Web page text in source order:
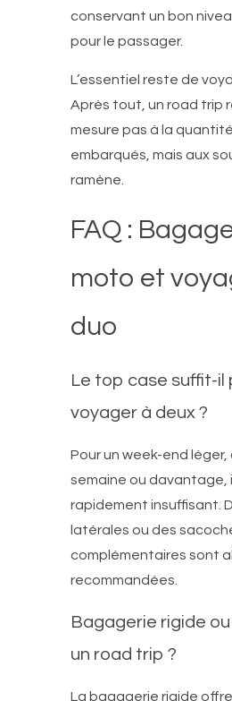
conservant un bon
pour le passager.
L’essentiel reste de
Après tout, un road trip
mesure pas à la
embarqués, mais aux
ramène.
FAQ :
moto et
duo
Le top case suffit-il
voyager à deux ?
Pour un week-end léger,
semaine ou davantage,
rapidement insuffisant.
latérales ou des
complémentaires sont
recommandées.
Bagagerie rigide
un road trip ?
La bagagerie rigide